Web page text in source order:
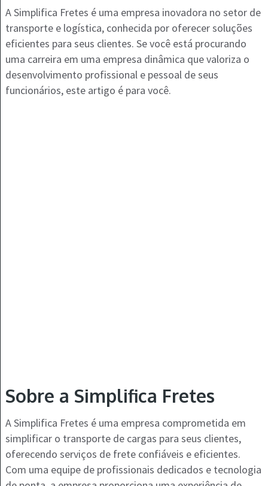
A Simplifica Fretes é uma empresa inovadora no setor de
transporte e logística, conhecida por oferecer soluções
eficientes para seus clientes. Se você está procurando
uma carreira em uma empresa dinâmica que valoriza o
desenvolvimento profissional e pessoal de seus
funcionários, este artigo é para você.
Sobre a Simplifica Fretes
A Simplifica Fretes é uma empresa comprometida em
simplificar o transporte de cargas para seus clientes,
oferecendo serviços de frete confiáveis e eficientes.
Com uma equipe de profissionais dedicados e tecnologia